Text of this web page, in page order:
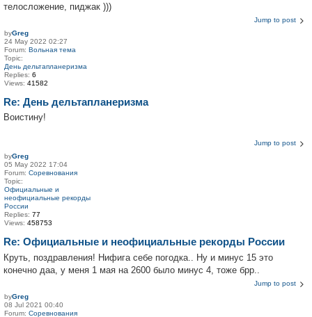
телосложение, пиджак )))
Jump to post
byGreg
24 May 2022 02:27
Forum: Вольная тема
Topic:
День дельтапланеризма
Replies: 6
Views: 41582
Re: День дельтапланеризма
Воистину!
Jump to post
byGreg
05 May 2022 17:04
Forum: Соревнования
Topic:
Официальные и
неофициальные рекорды
России
Replies: 77
Views: 458753
Re: Официальные и неофициальные рекорды России
Круть, поздравления! Нифига себе погодка.. Ну и минус 15 это
конечно даа, у меня 1 мая на 2600 было минус 4, тоже брр..
Jump to post
byGreg
08 Jul 2021 00:40
Forum: Соревнования